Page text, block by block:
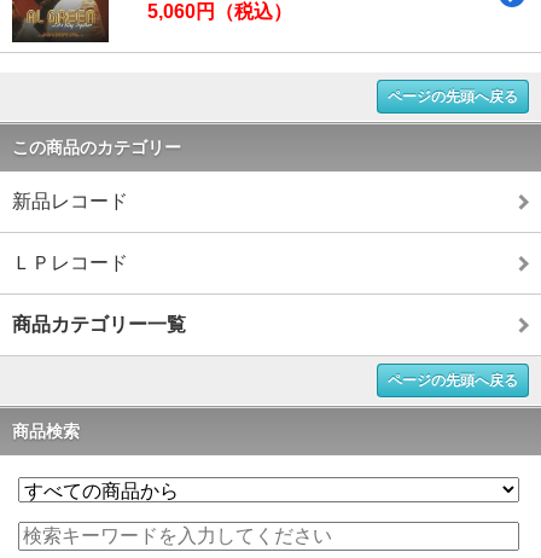
5,060円（税込）
ページの先頭へ戻る
この商品のカテゴリー
新品レコード
ＬＰレコード
商品カテゴリー一覧
ページの先頭へ戻る
商品検索